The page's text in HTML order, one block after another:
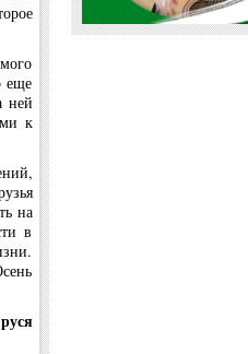
еще
ней
к
на
в
руся